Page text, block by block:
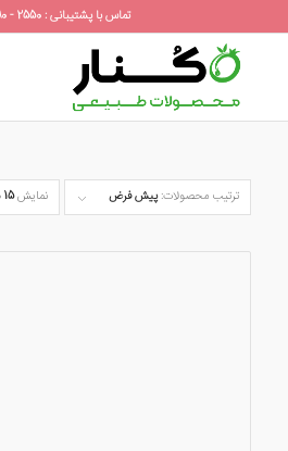
تماس با پشتیبانی : 2550 - 690 - 0919
ترتیب محصولات:پیش فرض نمایش15 محصول در هر صفحه